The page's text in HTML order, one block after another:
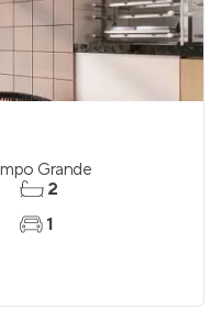
Grande
2
1